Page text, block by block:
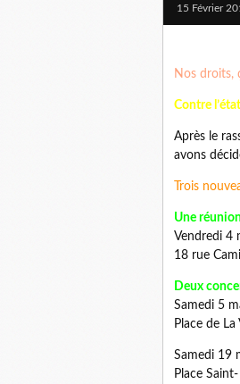
15 Février
Nos droits,
Contre
Après le
avons
Trois
Une
Vendredi 4
18 rue
Deux
Samedi 5
Place de
Samedi 19
Place